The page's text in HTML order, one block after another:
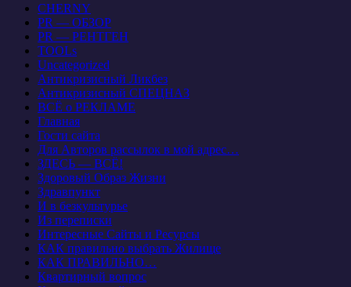
CHERNY
PR — ОБЗОР
PR — РЕНТГЕН
TOOLs
Uncategorized
Антикризисный Ликбез
Антикризисный СПЕЦНАЗ
ВСЁ о РЕКЛАМЕ
Главная
Гости сайта
Для Авторов рассылок в мой адрес…
ЗДЕСЬ — ВСЁ!
Здоровый Образ Жизни
Здравпункт
И в безкультурье
Из переписки
Интересные Сайты и Ресурсы
КАК правильно выбрать Жилище
КАК ПРАВИЛЬНО…
Квартирный вопрос